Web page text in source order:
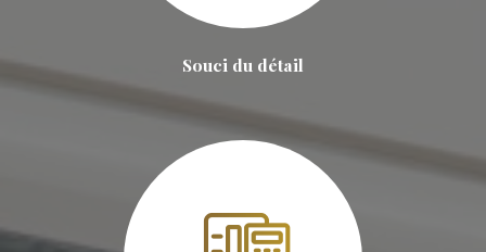
Souci du détail